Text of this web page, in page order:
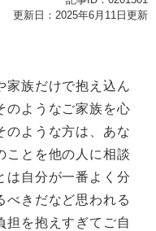
更新日：2025年6月11日更新
族だけで抱え込ん
のようなご家族を心
のような方は、あな
ことを他の人に相談
は自分が一番よく分
べきだなど思われる
担を抱えすぎてご自